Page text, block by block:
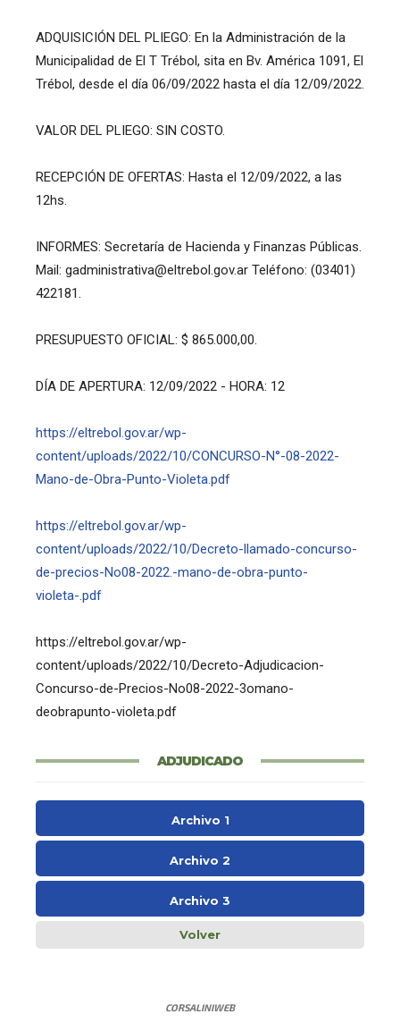
ADQUISICIÓN DEL PLIEGO: En la Administración de la
Municipalidad de El T Trébol, sita en Bv. América 1091, El
Trébol, desde el día 06/09/2022 hasta el día 12/09/2022.
VALOR DEL PLIEGO: SIN COSTO.
RECEPCIÓN DE OFERTAS: Hasta el 12/09/2022, a las
12hs.
INFORMES: Secretaría de Hacienda y Finanzas Públicas.
Mail: gadministrativa@eltrebol.gov.ar Teléfono: (03401)
422181.
PRESUPUESTO OFICIAL: $ 865.000,00.
DÍA DE APERTURA: 12/09/2022 - HORA: 12
https://eltrebol.gov.ar/wp-
content/uploads/2022/10/CONCURSO-N°-08-2022-
Mano-de-Obra-Punto-Violeta.pdf
https://eltrebol.gov.ar/wp-
content/uploads/2022/10/Decreto-llamado-concurso-
de-precios-No08-2022.-mano-de-obra-punto-
violeta-.pdf
https://eltrebol.gov.ar/wp-
content/uploads/2022/10/Decreto-Adjudicacion-
Concurso-de-Precios-No08-2022-3omano-
deobrapunto-violeta.pdf
ADJUDICADO
Archivo 1
Archivo 2
Archivo 3
Volver
CORSALINIWEB